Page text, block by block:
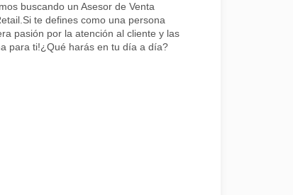
buscando un Asesor de Venta
te defines como una persona
pasión por la atención al cliente y las
para ti!¿Qué harás en tu día a día?